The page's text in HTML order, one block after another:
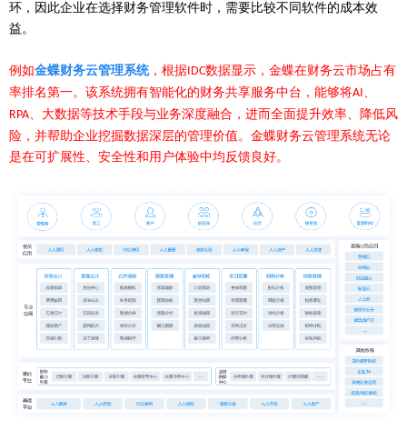
环，因此企业在选择财务管理软件时，需要比较不同软件的成本效
益。
例如金蝶财务云管理系统，根据IDC数据显示，金蝶在财务云市场占有
率排名第一。该系统拥有智能化的财务共享服务中台，能够将AI、
RPA、大数据等技术手段与业务深度融合，进而全面提升效率、降低风
险，并帮助企业挖掘数据深层的管理价值。金蝶财务云管理系统无论
是在可扩展性、安全性和用户体验中均反馈良好。